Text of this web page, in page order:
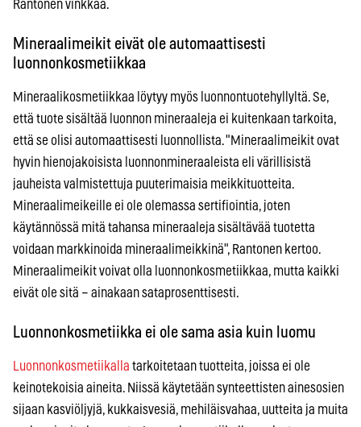
Rantonen vinkkaa.
Mineraalimeikit eivät ole automaattisesti
luonnonkosmetiikkaa
Mineraalikosmetiikkaa löytyy myös luonnontuotehyllyltä. Se,
että tuote sisältää luonnon mineraaleja ei kuitenkaan tarkoita,
että se olisi automaattisesti luonnollista. "Mineraalimeikit ovat
hyvin hienojakoisista luonnonmineraaleista eli värillisistä
jauheista valmistettuja puuterimaisia meikkituotteita.
Mineraalimeikeille ei ole olemassa sertifiointia, joten
käytännössä mitä tahansa mineraaleja sisältävää tuotetta
voidaan markkinoida mineraalimeikkinä", Rantonen kertoo.
Mineraalimeikit voivat olla luonnonkosmetiikkaa, mutta kaikki
eivät ole sitä – ainakaan sataprosenttisesti.
Luonnonkosmetiikka ei ole sama asia kuin luomu
Luonnonkosmetiikalla tarkoitetaan tuotteita, joissa ei ole
keinotekoisia aineita. Niissä käytetään synteettisten ainesosien
sijaan kasviöljyjä, kukkaisvesiä, mehiläisvahaa, uutteita ja muita